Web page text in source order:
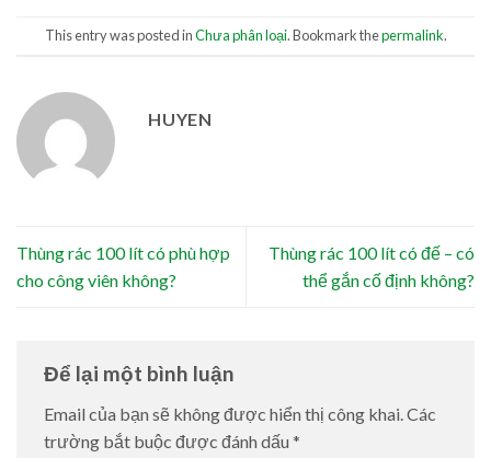
This entry was posted inChưa phân loại. Bookmark thepermalink.
HUYEN
Thùng rác 100 lít có phù hợp
cho công viên không?
Thùng rác 100 lít có đế – có
thể gắn cố định không?
Để lại một bình luận
Email của bạn sẽ không được hiển thị công khai.Các
trường bắt buộc được đánh dấu *